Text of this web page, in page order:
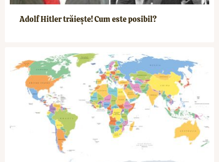
Adolf Hitler trăiește! Cum este posibil?